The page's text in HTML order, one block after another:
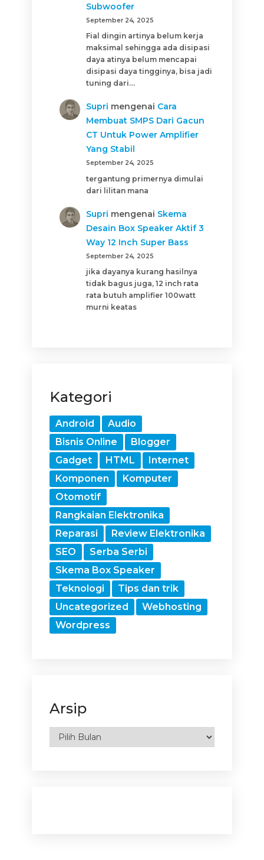
Subwoofer
September 24, 2025
Fial dingin artinya belum kerja
maksimal sehingga ada disipasi
daya atinya belum mencapai
disipasi daya tingginya, bisa jadi
tuning dari…
Supri mengenai Cara
Membuat SMPS Dari Gacun
CT Untuk Power Amplifier
Yang Stabil
September 24, 2025
tergantung primernya dimulai
dari lilitan mana
Supri mengenai Skema
Desain Box Speaker Aktif 3
Way 12 Inch Super Bass
September 24, 2025
jika dayanya kurang hasilnya
tidak bagus juga, 12 inch rata
rata butuh amplifier 100watt
murni keatas
Kategori
Android
Audio
Bisnis Online
Blogger
Gadget
HTML
Internet
Komponen
Komputer
Otomotif
Rangkaian Elektronika
Reparasi
Review Elektronika
SEO
Serba Serbi
Skema Box Speaker
Teknologi
Tips dan trik
Uncategorized
Webhosting
Wordpress
Arsip
Arsip